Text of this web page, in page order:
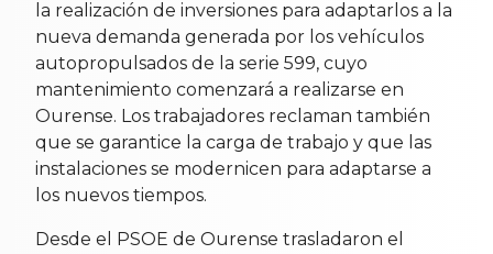
la realización de inversiones para adaptarlos a la
nueva demanda generada por los vehículos
autopropulsados de la serie 599, cuyo
mantenimiento comenzará a realizarse en
Ourense. Los trabajadores reclaman también
que se garantice la carga de trabajo y que las
instalaciones se modernicen para adaptarse a
los nuevos tiempos.
Desde el PSOE de Ourense trasladaron el